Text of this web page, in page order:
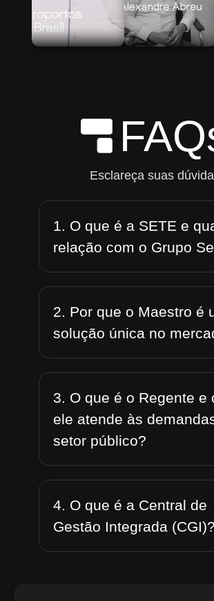
Esclareça suas
1. O que é a SETE e
relação com o Grupo
2. Por que o Maestro é
solução única no
3. O que é o Regente e
ele atende às
setor público?
4. O que é a Central de
Gestão Integrada (CGI)?